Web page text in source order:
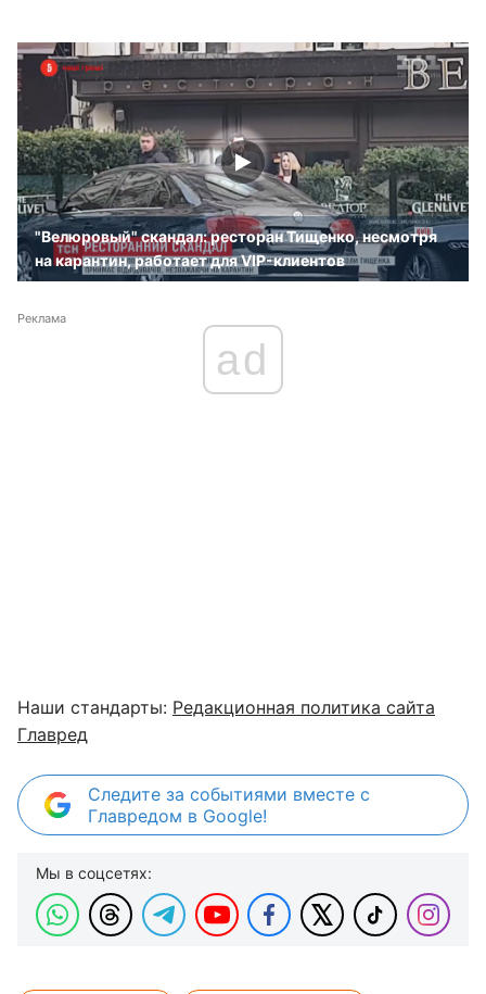
"Велюровый" скандал: ресторан Тищенко, несмотря
на карантин, работает для VIP-клиентов
Реклама
ad
Наши стандарты: Редакционная политика сайта
Главред
Следите за событиями вместе с
Главредом в Google!
Мы в соцсетях: